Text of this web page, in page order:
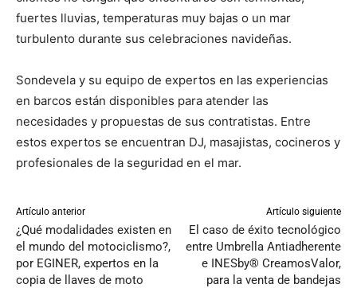
fuertes lluvias, temperaturas muy bajas o un mar
turbulento durante sus celebraciones navideñas.
Sondevela y su equipo de expertos en las experiencias
en barcos están disponibles para atender las
necesidades y propuestas de sus contratistas. Entre
estos expertos se encuentran DJ, masajistas, cocineros y
profesionales de la seguridad en el mar.
Artículo anterior
¿Qué modalidades existen en
el mundo del motociclismo?,
por EGINER, expertos en la
copia de llaves de moto
Artículo siguiente
El caso de éxito tecnológico
entre Umbrella Antiadherente
e INESby® CreamosValor,
para la venta de bandejas